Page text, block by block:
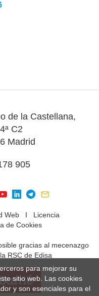
de la Castellana,
C2
Madrid
905
WebI Licencia
de Cookies
gracias al mecenazgo
RSC de Edisa
para mejorar su
sitio web. Las cookies
y son esenciales para el